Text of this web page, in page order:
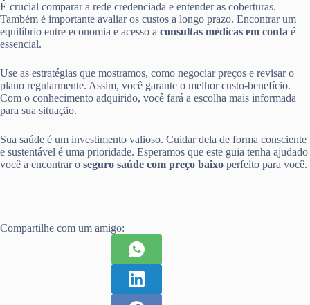
É crucial comparar a rede credenciada e entender as coberturas.
Também é importante avaliar os custos a longo prazo. Encontrar um
equilíbrio entre economia e acesso a consultas médicas em conta é
essencial.
Use as estratégias que mostramos, como negociar preços e revisar o
plano regularmente. Assim, você garante o melhor custo-benefício.
Com o conhecimento adquirido, você fará a escolha mais informada
para sua situação.
Sua saúde é um investimento valioso. Cuidar dela de forma consciente
e sustentável é uma prioridade. Esperamos que este guia tenha ajudado
você a encontrar o seguro saúde com preço baixo perfeito para você.
Compartilhe com um amigo: